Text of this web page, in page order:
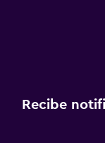
Recibe